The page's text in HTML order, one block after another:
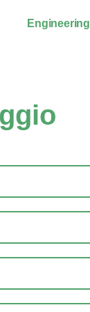
Engineering